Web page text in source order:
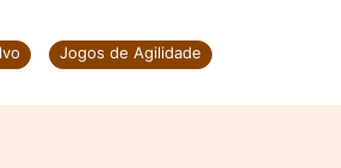
Jogos de Agilidade